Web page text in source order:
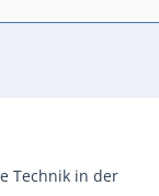
Technik in der